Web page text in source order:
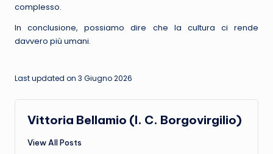
complesso.
In conclusione, possiamo dire che la cultura ci rende
davvero più umani.
Last updated on 3 Giugno 2026
Vittoria Bellamio (I. C. Borgovirgilio)
View All Posts